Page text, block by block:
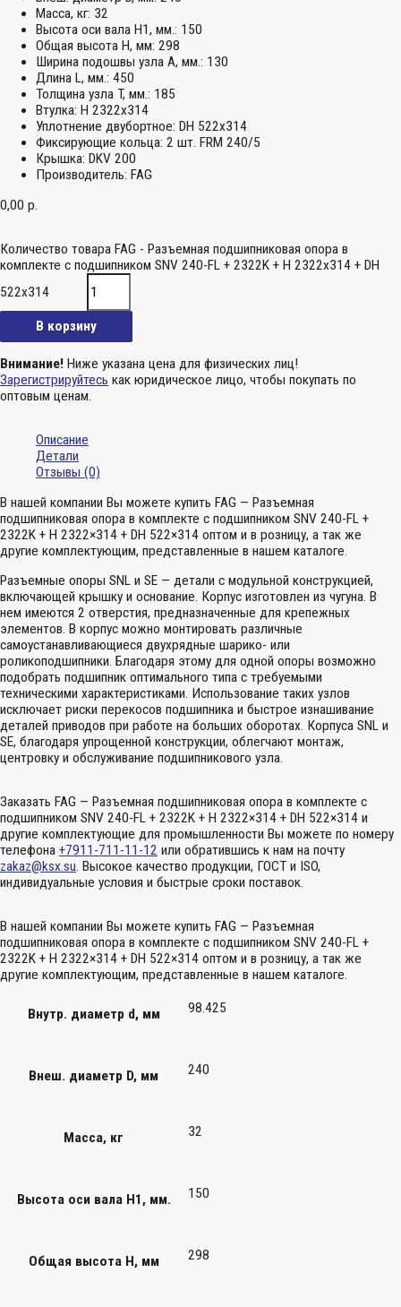
Масса, кг: 32
Высота оси вала H1, мм.: 150
Общая высота H, мм: 298
Ширина подошвы узла А, мм.: 130
Длина L, мм.: 450
Толщина узла T, мм.: 185
Втулка: H 2322x314
Уплотнение двубортное: DH 522x314
Фиксирующие кольца: 2 шт. FRM 240/5
Крышка: DKV 200
Производитель: FAG
0,00 р.
Количество товара FAG - Разъемная подшипниковая опора в
комплекте с подшипником SNV 240-FL + 2322K + H 2322x314 + DH
522x314
В корзину
Внимание! Ниже указана цена для физических лиц!
Зарегистрируйтесь как юридическое лицо, чтобы покупать по
оптовым ценам.
Описание
Детали
Отзывы (0)
В нашей компании Вы можете купить FAG — Разъемная
подшипниковая опора в комплекте с подшипником SNV 240-FL +
2322K + H 2322×314 + DH 522×314 оптом и в розницу, а так же
другие комплектующим, представленные в нашем каталоге.
Разъемные опоры SNL и SE — детали с модульной конструкцией,
включающей крышку и основание. Корпус изготовлен из чугуна. В
нем имеются 2 отверстия, предназначенные для крепежных
элементов. В корпус можно монтировать различные
самоустанавливающиеся двухрядные шарико- или
роликоподшипники. Благодаря этому для одной опоры возможно
подобрать подшипник оптимального типа с требуемыми
техническими характеристиками. Использование таких узлов
исключает риски перекосов подшипника и быстрое изнашивание
деталей приводов при работе на больших оборотах. Корпуса SNL и
SE, благодаря упрощенной конструкции, облегчают монтаж,
центровку и обслуживание подшипникового узла.
Заказать FAG — Разъемная подшипниковая опора в комплекте с
подшипником SNV 240-FL + 2322K + H 2322×314 + DH 522×314 и
другие комплектующие для промышленности Вы можете по номеру
телефона +7911-711-11-12 или обратившись к нам на почту
zakaz@ksx.su. Высокое качество продукции, ГОСТ и ISO,
индивидуальные условия и быстрые сроки поставок.
В нашей компании Вы можете купить FAG — Разъемная
подшипниковая опора в комплекте с подшипником SNV 240-FL +
2322K + H 2322×314 + DH 522×314 оптом и в розницу, а так же
другие комплектующим, представленные в нашем каталоге.
Внутр. диаметр d, мм 98.425
Внеш. диаметр D, мм 240
Масса, кг 32
Высота оси вала H1, мм. 150
Общая высота H, мм 298